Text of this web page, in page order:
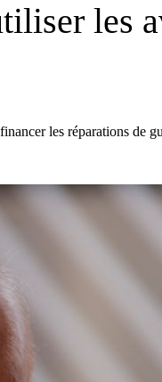
les
les réparations de